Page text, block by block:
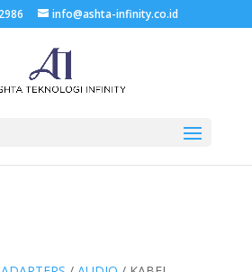
info@ashta-infinity.co.id